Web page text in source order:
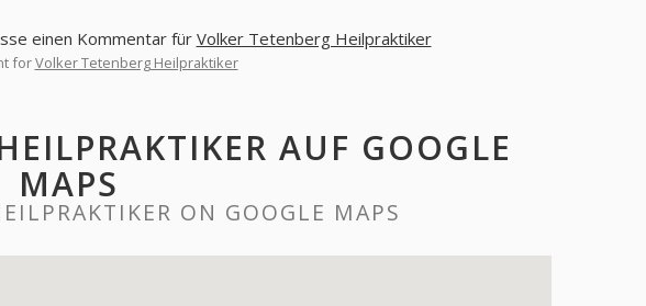
einen Kommentar für Volker Tetenberg Heilpraktiker
forVolker Tetenberg Heilpraktiker
AUF GOOGLE
MAPS
ON GOOGLE MAPS